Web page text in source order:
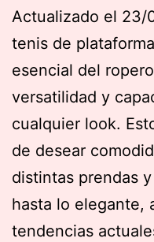
Actualizado el 23/
tenis de
esencial del
versatilidad y
cualquier look.
de desear
distintas prendas
hasta lo elegante,
tendencias